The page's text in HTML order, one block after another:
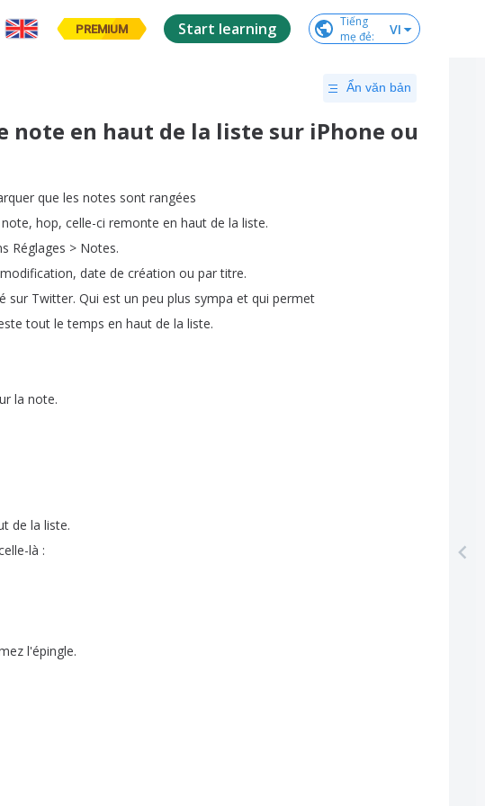
PREMIUM Start learning
Tiếng
mẹ đẻ: VI
Ẩn văn bản
note en haut de la liste sur iPhone ou
que les notes sont rangées
note, hop, celle-ci remonte en haut de la liste.
Réglages > Notes.
modification, date de création ou par titre.
sur Twitter. Qui est un peu plus sympa et qui permet
tout le temps en haut de la liste.
la note.
de la liste.
là :
l'épingle.